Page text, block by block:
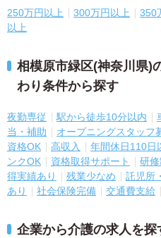
250万円以上 300万円以上 350
以上
相模原市緑区(神奈川県)
わり条件から探す
夜勤専従 駅から徒歩10分以内
当・補助
オープニングスタッフ
資格OK
高収入 年間休日110日
ンクOK
資格取得サポート 研修
得実績あり
残業少なめ 託児所
あり
社会保険完備 交通費支給
企業から介護の求人を探